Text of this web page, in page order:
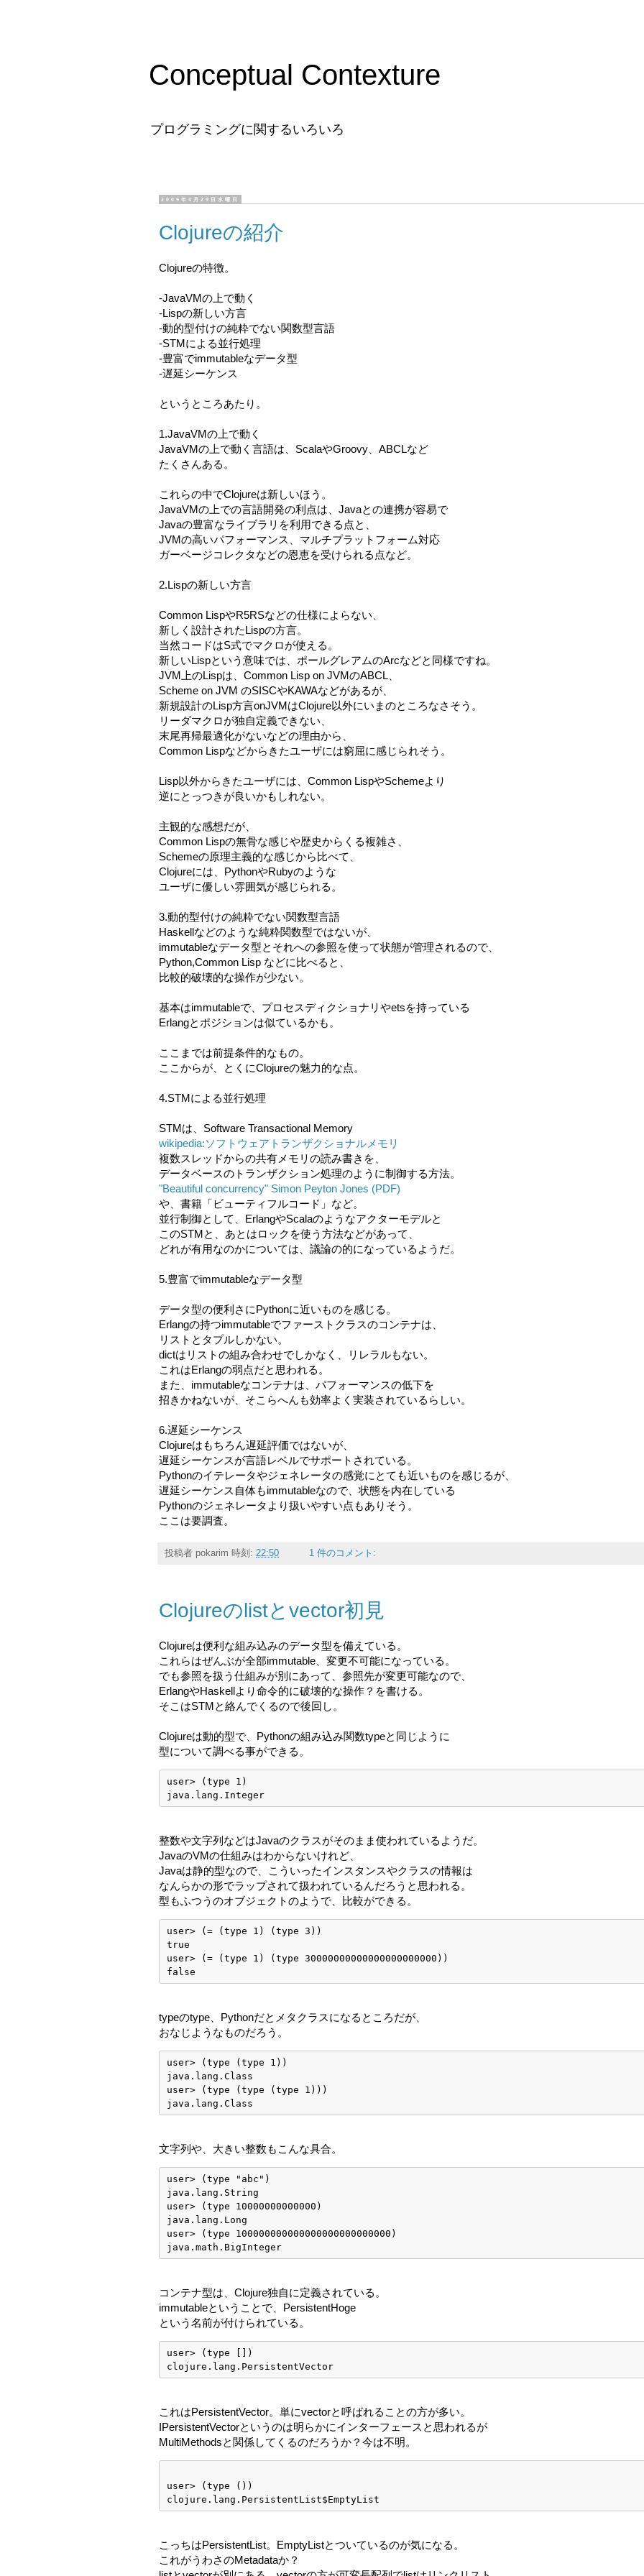
Conceptual Contexture
プログラミングに関するいろいろ
2009年4月29日水曜日
Clojureの紹介
Clojureの特徴。
-JavaVMの上で動く
-Lispの新しい方言
-動的型付けの純粋でない関数型言語
-STMによる並行処理
-豊富でimmutableなデータ型
-遅延シーケンス
というところあたり。
1.JavaVMの上で動く
JavaVMの上で動く言語は、ScalaやGroovy、ABCLなど
たくさんある。
これらの中でClojureは新しいほう。
JavaVMの上での言語開発の利点は、Javaとの連携が容易で
Javaの豊富なライブラリを利用できる点と、
JVMの高いパフォーマンス、マルチプラットフォーム対応
ガーベージコレクタなどの恩恵を受けられる点など。
2.Lispの新しい方言
Common LispやR5RSなどの仕様によらない、
新しく設計されたLispの方言。
当然コードはS式でマクロが使える。
新しいLispという意味では、ポールグレアムのArcなどと同様ですね。
JVM上のLispは、Common Lisp on JVMのABCL、
Scheme on JVM のSISCやKAWAなどがあるが、
新規設計のLisp方言onJVMはClojure以外にいまのところなさそう。
リーダマクロが独自定義できない、
末尾再帰最適化がないなどの理由から、
Common Lispなどからきたユーザには窮屈に感じられそう。
Lisp以外からきたユーザには、Common LispやSchemeより
逆にとっつきが良いかもしれない。
主観的な感想だが、
Common Lispの無骨な感じや歴史からくる複雑さ、
Schemeの原理主義的な感じから比べて、
Clojureには、PythonやRubyのような
ユーザに優しい雰囲気が感じられる。
3.動的型付けの純粋でない関数型言語
Haskellなどのような純粋関数型ではないが、
immutableなデータ型とそれへの参照を使って状態が管理されるので、
Python,Common Lisp などに比べると、
比較的破壊的な操作が少ない。
基本はimmutableで、プロセスディクショナリやetsを持っている
Erlangとポジションは似ているかも。
ここまでは前提条件的なもの。
ここからが、とくにClojureの魅力的な点。
4.STMによる並行処理
STMは、Software Transactional Memory
wikipedia:ソフトウェアトランザクショナルメモリ
複数スレッドからの共有メモリの読み書きを、
データベースのトランザクション処理のように制御する方法。
"Beautiful concurrency" Simon Peyton Jones (PDF)
や、書籍「ビューティフルコード」など。
並行制御として、ErlangやScalaのようなアクターモデルと
このSTMと、あとはロックを使う方法などがあって、
どれが有用なのかについては、議論の的になっているようだ。
5.豊富でimmutableなデータ型
データ型の便利さにPythonに近いものを感じる。
Erlangの持つimmutableでファーストクラスのコンテナは、
リストとタプルしかない。
dictはリストの組み合わせでしかなく、リレラルもない。
これはErlangの弱点だと思われる。
また、immutableなコンテナは、パフォーマンスの低下を
招きかねないが、そこらへんも効率よく実装されているらしい。
6.遅延シーケンス
Clojureはもちろん遅延評価ではないが、
遅延シーケンスが言語レベルでサポートされている。
Pythonのイテレータやジェネレータの感覚にとても近いものを感じるが、
遅延シーケンス自体もimmutableなので、状態を内在している
Pythonのジェネレータより扱いやすい点もありそう。
ここは要調査。
投稿者 pokarim 時刻: 22:50 1 件のコメント:
Clojureのlistとvector初見
Clojureは便利な組み込みのデータ型を備えている。
これらはぜんぶが全部immutable、変更不可能になっている。
でも参照を扱う仕組みが別にあって、参照先が変更可能なので、
ErlangやHaskellより命令的に破壊的な操作？を書ける。
そこはSTMと絡んでくるので後回し。
Clojureは動的型で、Pythonの組み込み関数typeと同じように
型について調べる事ができる。
user> (type 1)
java.lang.Integer
整数や文字列などはJavaのクラスがそのまま使われているようだ。
JavaのVMの仕組みはわからないけれど、
Javaは静的型なので、こういったインスタンスやクラスの情報は
なんらかの形でラップされて扱われているんだろうと思われる。
型もふつうのオブジェクトのようで、比較ができる。
user> (= (type 1) (type 3))
true
user> (= (type 1) (type 30000000000000000000000))
false
typeのtype、Pythonだとメタクラスになるところだが、
おなじようなものだろう。
user> (type (type 1))
java.lang.Class
user> (type (type (type 1)))
java.lang.Class
文字列や、大きい整数もこんな具合。
user> (type "abc")
java.lang.String
user> (type 10000000000000)
java.lang.Long
user> (type 100000000000000000000000000)
java.math.BigInteger
コンテナ型は、Clojure独自に定義されている。
immutableということで、PersistentHoge
という名前が付けられている。
user> (type [])
clojure.lang.PersistentVector
これはPersistentVector。単にvectorと呼ばれることの方が多い。
IPersistentVectorというのは明らかにインターフェースと思われるが
MultiMethodsと関係してくるのだろうか？今は不明。
user> (type ())
clojure.lang.PersistentList$EmptyList
こっちはPersistentList。EmptyListとついているのが気になる。
これがうわさのMetadataか？